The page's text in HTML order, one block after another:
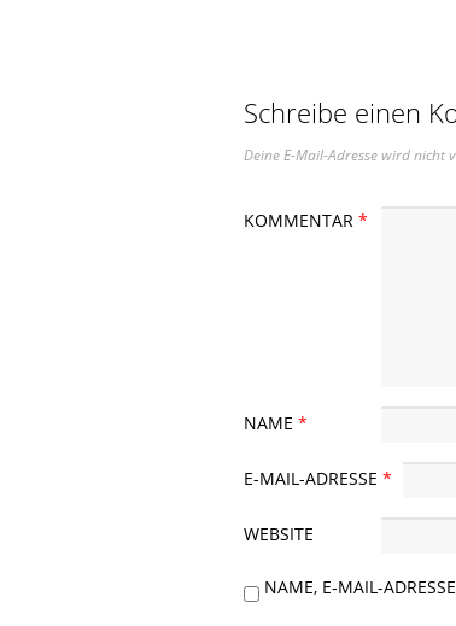
Schreibe einen
Deine E-Mail-Adresse wird nicht
KOMMENTAR*
NAME*
E-MAIL-ADRESSE*
WEBSITE
NAME, E-MAIL-